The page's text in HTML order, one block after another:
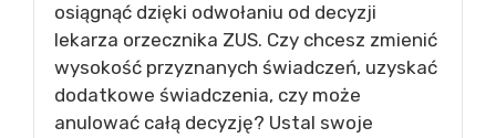
osiągnąć dzięki odwołaniu od decyzji
lekarza orzecznika ZUS. Czy chcesz zmienić
wysokość przyznanych świadczeń, uzyskać
dodatkowe świadczenia, czy może
anulować całą decyzję? Ustal swoje